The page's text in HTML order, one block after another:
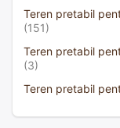
Teren pretabil
(151)
Teren pretabil
(3)
Teren pretabil